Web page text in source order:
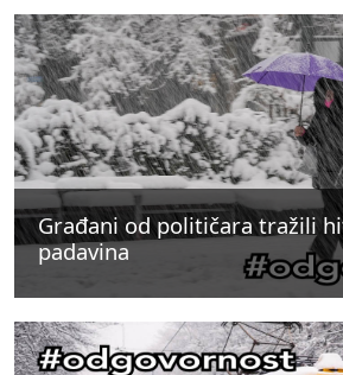
Građani od političara tražili
padavina
Građani od političara tražili
padavina
Građani od političara tražili
padavina